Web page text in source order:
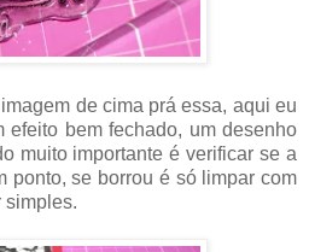
de cima prá essa, aqui eu
efeito bem fechado, um desenho
muito importante é verificar se a
ponto, se borrou é só limpar com
simples.